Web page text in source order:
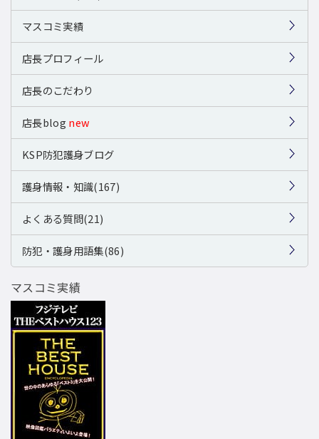
マスコミ実績
店長プロフィール
店長のこだわり
店長blog new
KSP防犯護身ブログ
護身情報・知識(167)
よくある質問(21)
防犯・護身用語集(86)
マスコミ実績